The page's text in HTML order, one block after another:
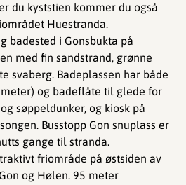
du kyststien kommer du også
Huestranda.
badested i Gonsbukta på
med fin sandstrand, grønne
svaberg. Badeplassen har både
og badeflåte til glede for
søppeldunker, og kiosk på
Busstopp Gon snuplass er
gange til stranda.
friområde på østsiden av
og Hølen. 95 meter